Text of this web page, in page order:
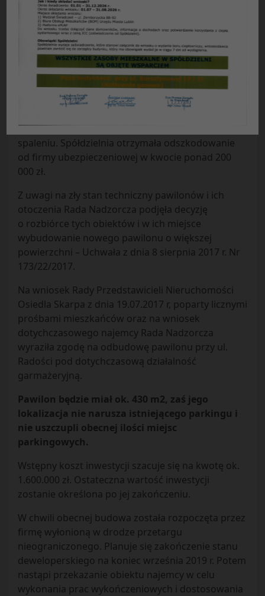
Pawilony przy ul. Radości 2A i B zostały
wybudowane w latach 80-tych XX wieku.
Od ponad 20 lat wynajmowane są pod działalność
garmażeryjną, kontynuowaną na podstawie
umowy najmu z dnia 16 września 2011 r. pomiędzy
Spółdzielnią a obecnym najemcą.
W 2017 roku jeden z pawilonów uległ częściowemu
spaleniu. Spółdzielnia otrzymała odszkodowanie
od firmy ubezpieczeniowej w kwocie ponad 200
000 zł.
Z uwagi na zły stan techniczny pawilonów i ich
otoczenia Rada Nadzorcza podjęła decyzję
o rozbiórce tych obiektów i w ich miejsce
wybudowanie nowego pawilonu o większej
powierzchni – Uchwała z dnia 8 sierpnia 2017 r. Nr
173/22/2017.
Na wniosek Rady Przedstawicieli Nieruchomości
Osiedla Skarpa z dnia 19.07.2017 r, poparty licznymi
prośbami mieszkańców oraz na wniosek
dotychczasowego najemcy Rada Nadzorcza
wyraziła zgodę na odbudowę pawilonu przy ul.
Radości pod dotychczasową działalność
garmażeryjną.
Pawilon będzie miał ok. 430 m2, zaś jego
lokalizacja nie narusza istniejącego parkingu i
nie uszczupli obecnej ilości miejsc
parkingowych.
Wstępny koszt inwestycji szacuje się na kwotę ok.
1.600.000 zł. Ostateczna wartość inwestycji
zostanie określona po jej zakończeniu.
W chwili obecnej budowa została rozpoczęta przez
firmę wyłonioną w drodze przetargu
nieograniczonego. Planuje się zakończenie stanu
deweloperskiego na koniec września 2019 r. Potem
nastąpi przekazanie obiektu najemcy w celu
wykonania prac wykończeniowych i dostosowania